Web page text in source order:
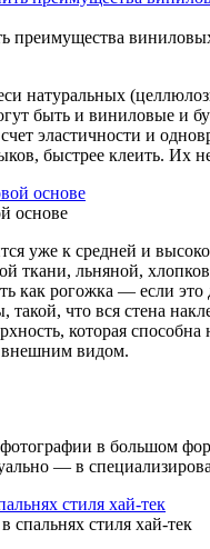
преимущества
натуральных
быть и виниловые
эластичности и
быстрее клеить. Их
основе
уже к средней и
ткани, льняной,
как рогожка — если
что вся стена
которая
внешним видом.
в большом
— в
спальнях стиля хай-тек